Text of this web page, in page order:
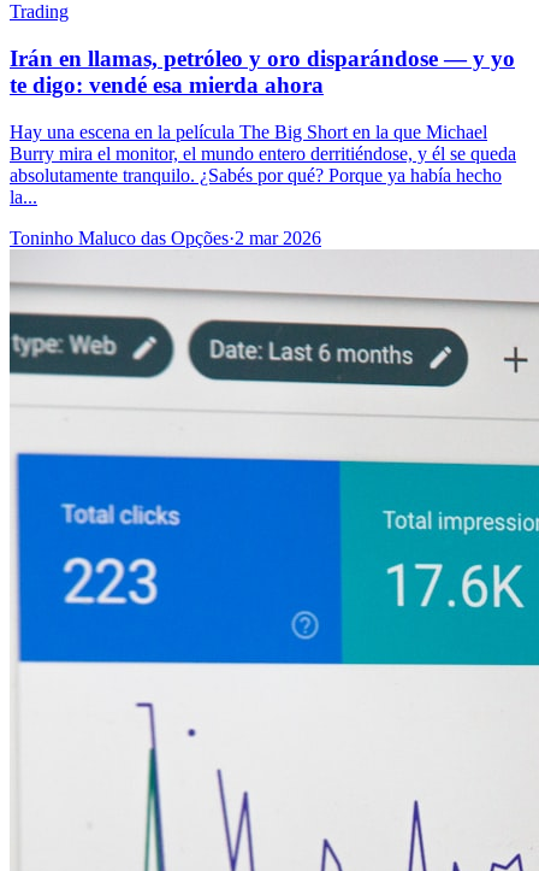
Trading
Irán en llamas, petróleo y oro disparándose — y yo
te digo: vendé esa mierda ahora
Hay una escena en la película The Big Short en la que Michael
Burry mira el monitor, el mundo entero derritiéndose, y él se queda
absolutamente tranquilo. ¿Sabés por qué? Porque ya había hecho
la...
Toninho Maluco das Opções·2 mar 2026